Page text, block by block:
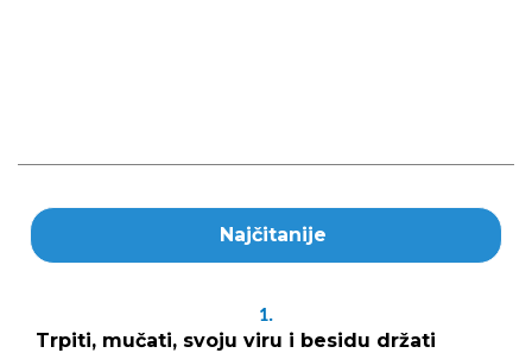
Najčitanije
1.
Trpiti, mučati, svoju viru i besidu držati